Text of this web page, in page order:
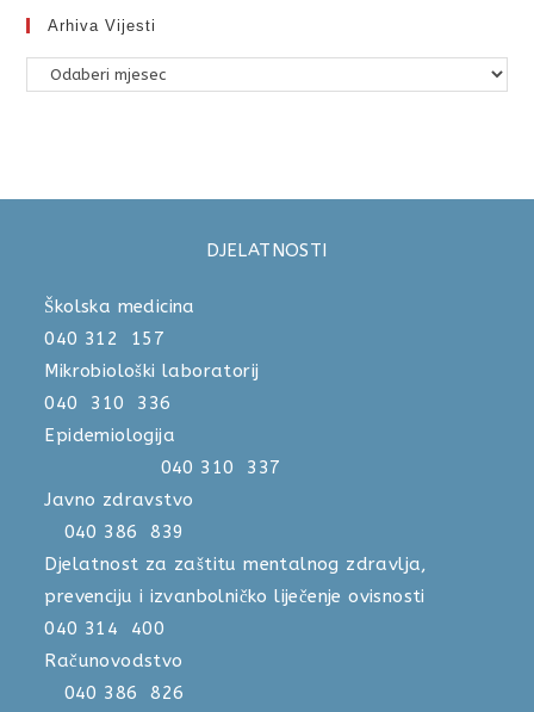
Arhiva Vijesti
DJELATNOSTI
Školska medicina
040 312 157
Mikrobiološki laboratorij
040 310 336
Epidemiologija
040 310 337
Javno zdravstvo
040 386 839
Djelatnost za zaštitu mentalnog zdravlja,
prevenciju i izvanbolničko liječenje ovisnosti
040 314 400
Računovodstvo
040 386 826